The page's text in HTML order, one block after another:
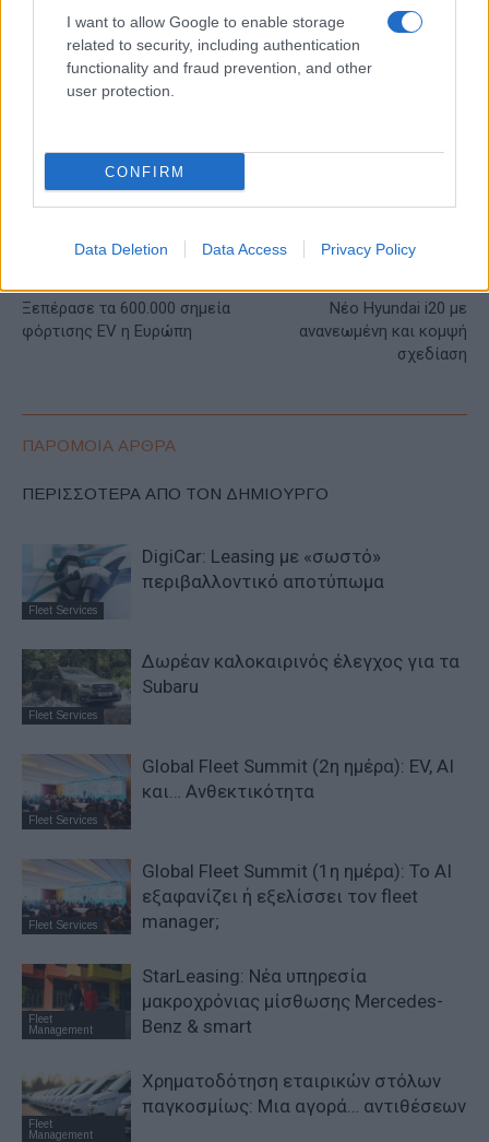
I want to allow Google to enable storage
related to security, including authentication
functionality and fraud prevention, and other
user protection.
CONFIRM
Data Deletion Data Access Privacy Policy
ΕΤΙΚΕΤΕΣ Avis Ikea Trade Estates ΔΕΗ blue
Ξεπέρασε τα 600.000 σημεία
φόρτισης EV η Ευρώπη
Νέο Hyundai i20 με
ανανεωμένη και κομψή
σχεδίαση
ΠΑΡΟΜΟΙΑ ΑΡΘΡΑ
ΠΕΡΙΣΣΟΤΕΡΑ ΑΠΟ ΤΟΝ ΔΗΜΙΟΥΡΓΟ
Fleet Services
DigiCar: Leasing με «σωστό»
περιβαλλοντικό αποτύπωμα
Fleet Services
Δωρέαν καλοκαιρινός έλεγχος για τα
Subaru
Fleet Services
Global Fleet Summit (2η ημέρα): EV, AI
και… Ανθεκτικότητα
Fleet Services
Global Fleet Summit (1η ημέρα): Το ΑΙ
εξαφανίζει ή εξελίσσει τον fleet
manager;
Fleet
Management
StarLeasing: Νέα υπηρεσία
μακροχρόνιας μίσθωσης Mercedes-
Benz & smart
Fleet
Management
Χρηματοδότηση εταιρικών στόλων
παγκοσμίως: Μια αγορά… αντιθέσεων